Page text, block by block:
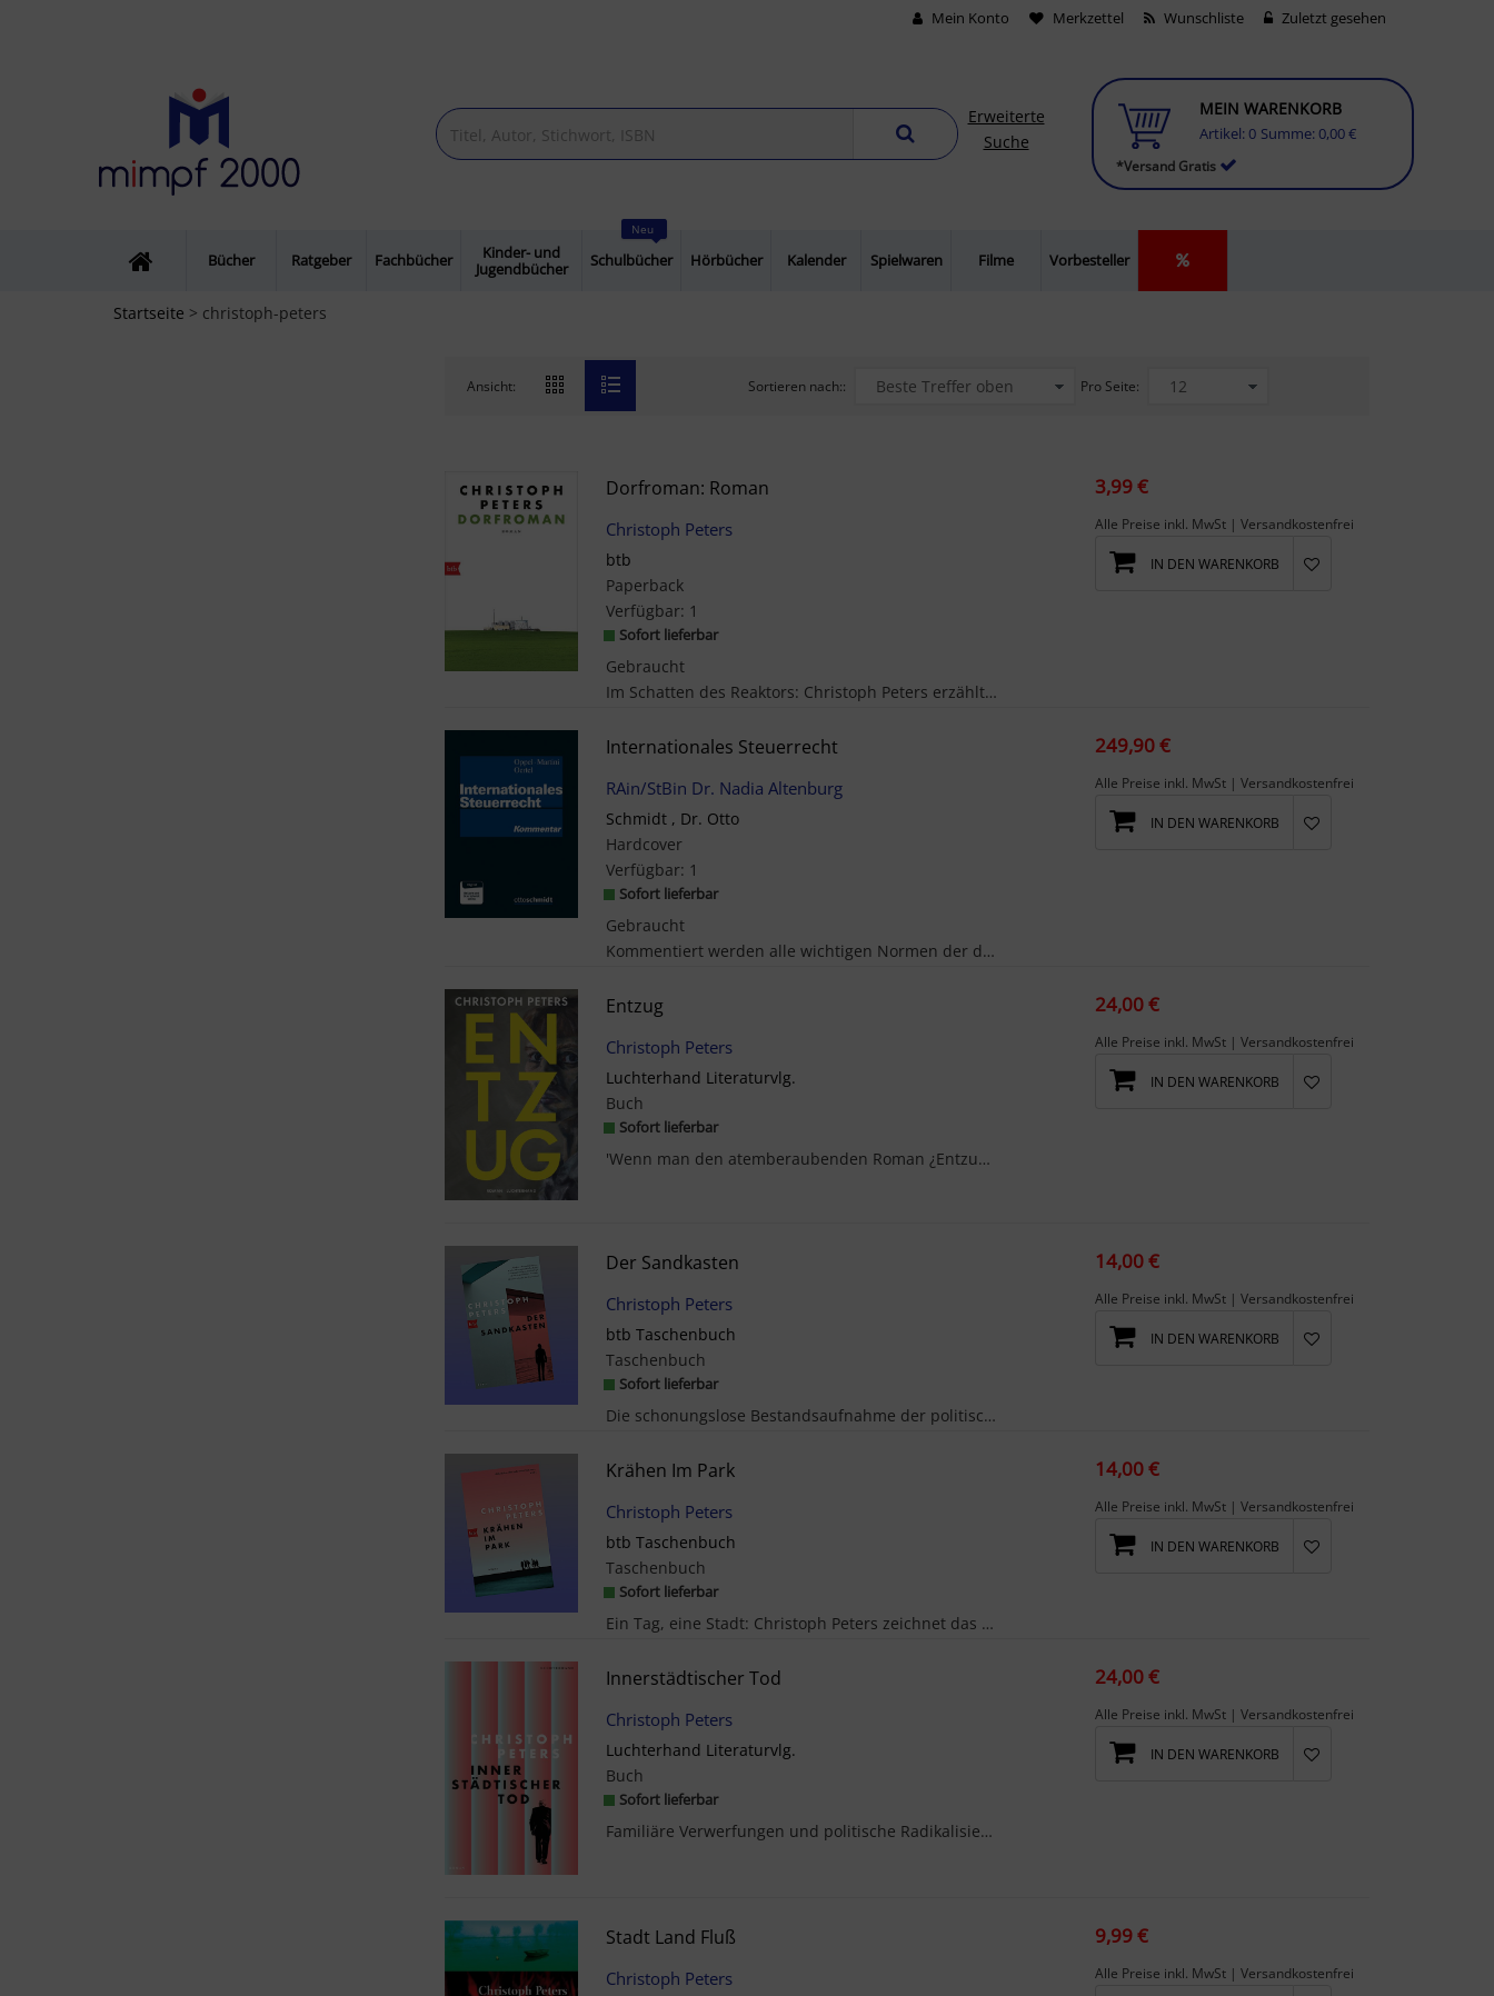
Mein Konto Merkzettel Wunschliste Zuletzt gesehen
Erweiterte
Suche
*Versand Gratis
MEIN WARENKORB
Artikel: 0 Summe: 0,00 €
Bücher Ratgeber Fachbücher
Kinder- und
Jugendbücher
Neu
Schulbücher Hörbücher Kalender Spielwaren Filme Vorbesteller
Startseite > christoph-peters
Ansicht: Sortieren nach:: Pro Seite:
Dorfroman: Roman
Christoph Peters
btb
Paperback
Verfügbar: 1
Sofort lieferbar
Gebraucht
Im Schatten des Reaktors: Christoph Peters erzählt vom turbulenten Aufbruch in jene Bundesrepubli...
3,99 €
Alle Preise inkl. MwSt | Versandkostenfrei
IN DEN WARENKORB
Internationales Steuerrecht
RAin/StBin Dr. Nadia Altenburg
Schmidt , Dr. Otto
Hardcover
Verfügbar: 1
Sofort lieferbar
Gebraucht
Kommentiert werden alle wichtigen Normen der deutschen Steuergesetze außerhalb des AStG mit inter...
249,90 €
Alle Preise inkl. MwSt | Versandkostenfrei
IN DEN WARENKORB
Entzug
Christoph Peters
Luchterhand Literaturvlg.
Buch
Sofort lieferbar
'Wenn man den atemberaubenden Roman ¿Entzug¿ von Christoph Peters gelesen hat, weiß man, was es b...
24,00 €
Alle Preise inkl. MwSt | Versandkostenfrei
IN DEN WARENKORB
Der Sandkasten
Christoph Peters
btb Taschenbuch
Taschenbuch
Sofort lieferbar
Die schonungslose Bestandsaufnahme der politischen Kultur eines ganzen Landes. 'Als Leser dieses ...
14,00 €
Alle Preise inkl. MwSt | Versandkostenfrei
IN DEN WARENKORB
Krähen Im Park
Christoph Peters
btb Taschenbuch
Taschenbuch
Sofort lieferbar
Ein Tag, eine Stadt: Christoph Peters zeichnet das messerscharfe Porträt einer Gesellschaft im Um...
14,00 €
Alle Preise inkl. MwSt | Versandkostenfrei
IN DEN WARENKORB
Innerstädtischer Tod
Christoph Peters
Luchterhand Literaturvlg.
Buch
Sofort lieferbar
Familiäre Verwerfungen und politische Radikalisierung: mit bissigem Witz erzählt Christoph Peters...
24,00 €
Alle Preise inkl. MwSt | Versandkostenfrei
IN DEN WARENKORB
Stadt Land Fluß
Christoph Peters
9,99 €
Alle Preise inkl. MwSt | Versandkostenfrei